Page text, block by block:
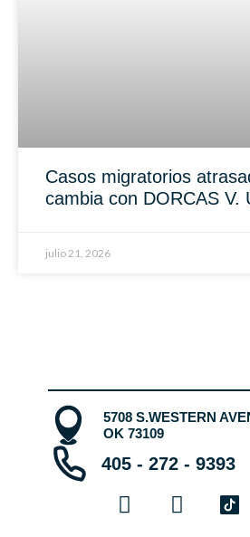
Casos migratorios
cambia con DORCAS V.
julio 21, 2026
5708 S.WESTERN
OK 73109
405 - 272 - 9393
F
a
Y
o